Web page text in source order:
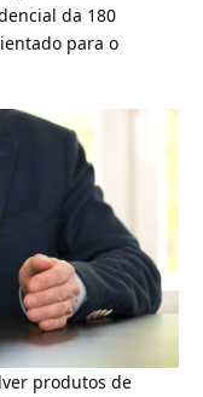
da 180
para o
produtos de